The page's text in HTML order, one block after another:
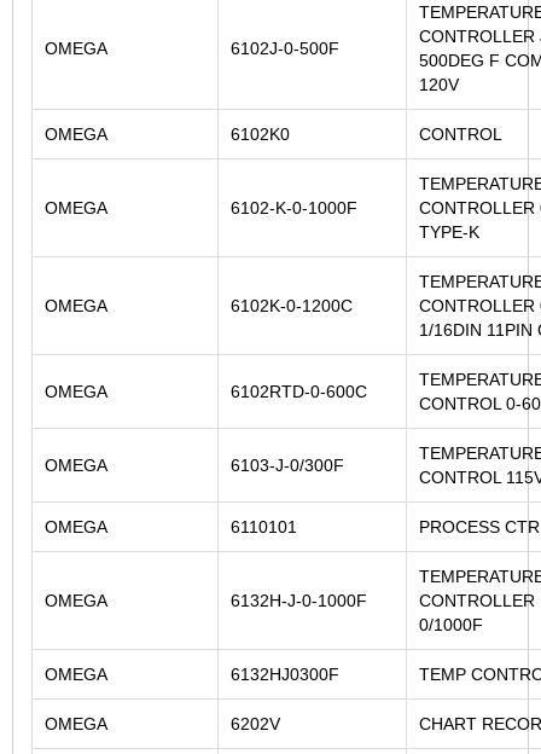
OMEGA 6102J-0-500F
CONTROLLER
500DEG F
120V
OMEGA 6102K0 CONTROL
OMEGA 6102-K-0-1000F
CONTROLLER
TYPE-K
OMEGA 6102K-0-1200C
CONTROLLER
1/16DIN 11PIN
OMEGA 6102RTD-0-600C
CONTROL 0-
OMEGA 6103-J-0/300F
CONTROL
OMEGA 6110101 PROCESS
OMEGA 6132H-J-0-1000F
CONTROLLER
0/1000F
OMEGA 6132HJ0300F TEMP
OMEGA 6202V CHART